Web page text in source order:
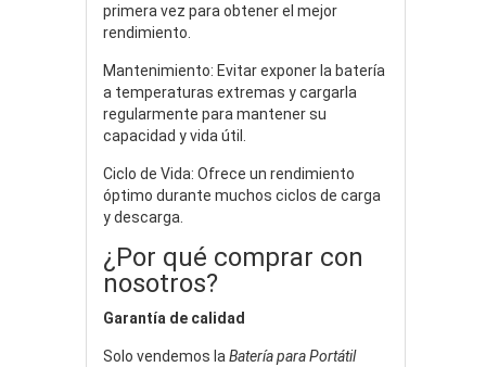
primera vez para obtener el mejor
rendimiento.
Mantenimiento: Evitar exponer la batería
a temperaturas extremas y cargarla
regularmente para mantener su
capacidad y vida útil.
Ciclo de Vida: Ofrece un rendimiento
óptimo durante muchos ciclos de carga
y descarga.
¿Por qué comprar con
nosotros?
Garantía de calidad
Solo vendemos la Batería para Portátil